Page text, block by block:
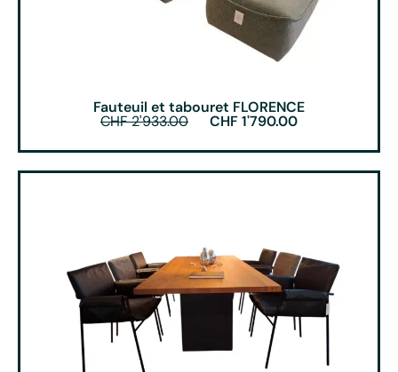
Fauteuil et tabouret FLORENCE
CHF2'933.00 CHF1'790.00